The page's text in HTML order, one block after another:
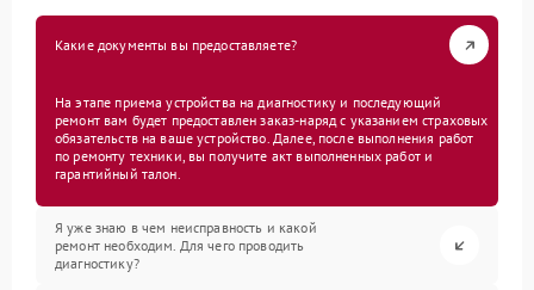
Какие документы вы предоставляете?
На этапе приема устройства на диагностику и последующий
ремонт вам будет предоставлен заказ-наряд с указанием страховых
обязательств на ваше устройство. Далее, после выполнения работ
по ремонту техники, вы получите акт выполненных работ и
гарантийный талон.
Я уже знаю в чем неисправность и какой
ремонт необходим. Для чего проводить
диагностику?